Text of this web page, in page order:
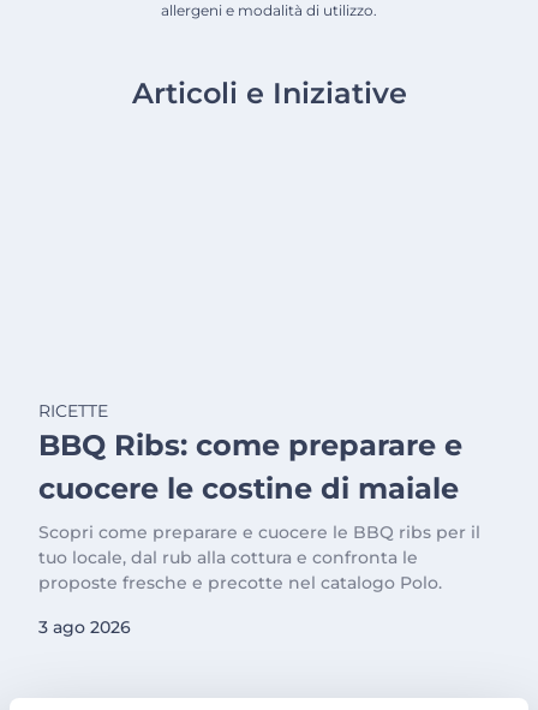
allergeni e modalità di utilizzo.
Articoli e Iniziative
RICETTE
BBQ Ribs: come preparare e
cuocere le costine di maiale
Scopri come preparare e cuocere le BBQ ribs per il
tuo locale, dal rub alla cottura e confronta le
proposte fresche e precotte nel catalogo Polo.
3 ago 2026